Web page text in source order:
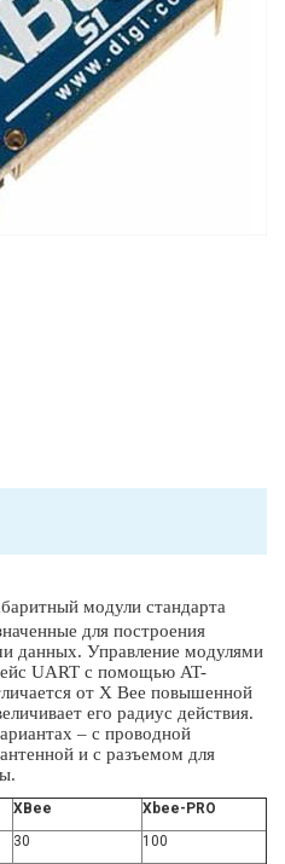
модули стандарта
для построения
данных. Управление модулями
UART с помощью AT-
от X Bee повышенной
его радиус действия.
– с проводной
и с разъемом для
XBee
Xbee-PRO
30
100